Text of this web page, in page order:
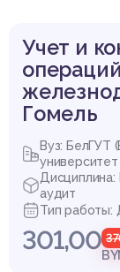
Учет и
Гомель
Вуз: БелГУТ
Дисциплина:
аудит
Тип работы:
301,00